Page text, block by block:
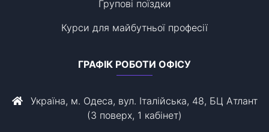
Групові поїздки
Курси для майбутньої професії
ГРАФІК РОБОТИ ОФІСУ
Україна, м. Одеса, вул. Італійська, 48, БЦ Атлант
(3 поверх, 1 кабінет)